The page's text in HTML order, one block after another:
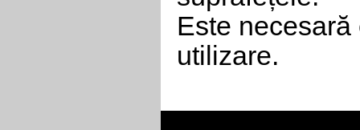
Este
utilizare.